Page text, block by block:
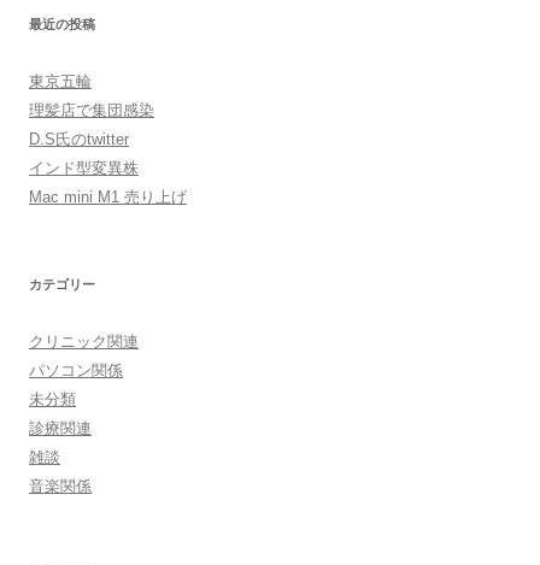
最近の投稿
東京五輪
理髪店で集団感染
D.S氏のtwitter
インド型変異株
Mac mini M1 売り上げ
カテゴリー
クリニック関連
パソコン関係
未分類
診療関連
雑談
音楽関係